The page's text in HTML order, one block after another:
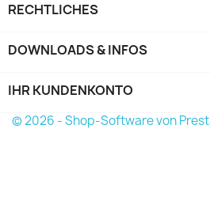
RECHTLICHES
DOWNLOADS & INFOS
IHR KUNDENKONTO
© 2026 - Shop-Software von